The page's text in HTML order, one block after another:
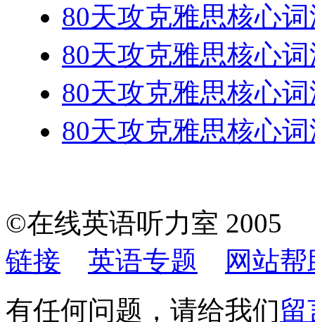
80天攻克雅思核心
80天攻克雅思核心
80天攻克雅思核心
80天攻克雅思核心
©在线英语听力室
链接
英语专题
网站帮
有任何问题，请给我们留